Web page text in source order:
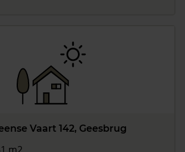
Vaart 142, Geesbrug